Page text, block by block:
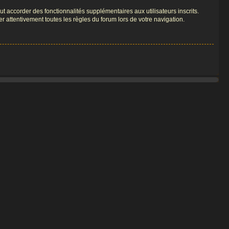
accorder des fonctionnalités supplémentaires aux utilisateurs inscrits.
attentivement toutes les règles du forum lors de votre navigation.